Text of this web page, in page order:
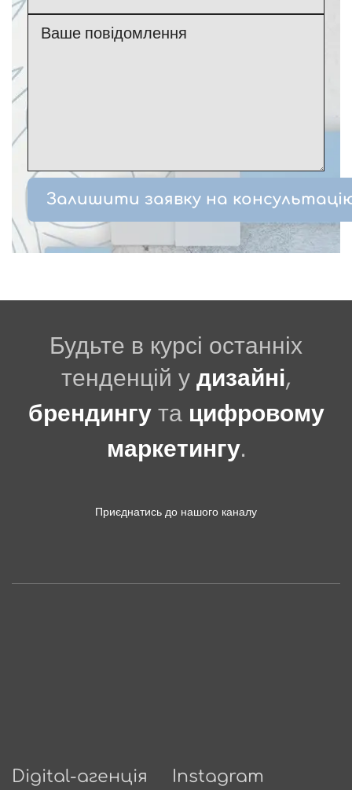
Будьте в курсі останніх
тенденцій у дизайні,
брендингута цифровому
маркетингу.
Приєднатись до нашого каналу
Digital-агенція
Instagram